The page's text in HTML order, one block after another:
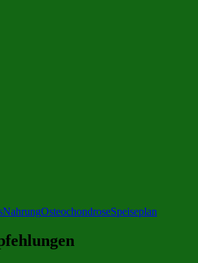
NahrungOsteochondroseSpeiseplan